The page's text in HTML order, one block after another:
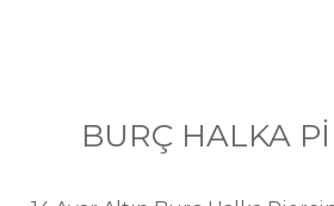
BURÇ HALKA